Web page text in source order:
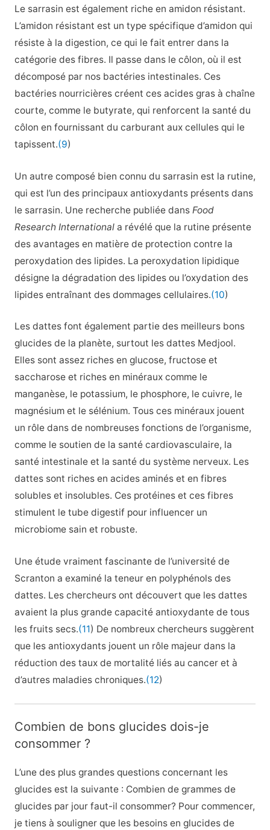
Le sarrasin est également riche en amidon résistant.
L’amidon résistant est un type spécifique d’amidon qui
résiste à la digestion, ce qui le fait entrer dans la
catégorie des fibres. Il passe dans le côlon, où il est
décomposé par nos bactéries intestinales. Ces
bactéries nourricières créent ces acides gras à chaîne
courte, comme le butyrate, qui renforcent la santé du
côlon en fournissant du carburant aux cellules qui le
tapissent.(9)
Un autre composé bien connu du sarrasin est la rutine,
qui est l’un des principaux antioxydants présents dans
le sarrasin. Une recherche publiée dans Food
Research Internationala révélé que la rutine présente
des avantages en matière de protection contre la
peroxydation des lipides. La peroxydation lipidique
désigne la dégradation des lipides ou l’oxydation des
lipides entraînant des dommages cellulaires.(10)
Les dattes font également partie des meilleurs bons
glucides de la planète, surtout les dattes Medjool.
Elles sont assez riches en glucose, fructose et
saccharose et riches en minéraux comme le
manganèse, le potassium, le phosphore, le cuivre, le
magnésium et le sélénium. Tous ces minéraux jouent
un rôle dans de nombreuses fonctions de l’organisme,
comme le soutien de la santé cardiovasculaire, la
santé intestinale et la santé du système nerveux. Les
dattes sont riches en acides aminés et en fibres
solubles et insolubles. Ces protéines et ces fibres
stimulent le tube digestif pour influencer un
microbiome sain et robuste.
Une étude vraiment fascinante de l’université de
Scranton a examiné la teneur en polyphénols des
dattes. Les chercheurs ont découvert que les dattes
avaient la plus grande capacité antioxydante de tous
les fruits secs.(11) De nombreux chercheurs suggèrent
que les antioxydants jouent un rôle majeur dans la
réduction des taux de mortalité liés au cancer et à
d’autres maladies chroniques.(12)
Combien de bons glucides dois-je
consommer ?
L’une des plus grandes questions concernant les
glucides est la suivante : Combien de grammes de
glucides par jour faut-il consommer? Pour commencer,
je tiens à souligner que les besoins en glucides de